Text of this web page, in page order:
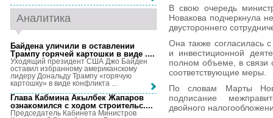
В свою очередь
Новакова подчеркнула
двустороннего
Она также согласилась
и инвестиционной
полном объеме, в связи
соответствующие меры.
По словам Марты
подписание
двойного
Аналитика
Байдена уличили в оставлении
Трампу горячей картошки в виде ....
Уходящий президент США Джо Байден
оставил избранному американскому
лидеру Дональду Трампу «горячую
картошку» в виде конфликта ...
Глава Кабмина Акылбек Жапаров
ознакомился с ходом строительс....
Председатель Кабинета Министров